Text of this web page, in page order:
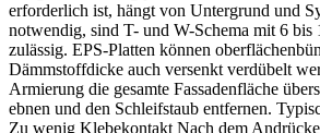
erforderlich ist, hängt von Untergrund und
notwendig, sind T- und W-Schema mit 6 bis
zulässig. EPS-Platten können
Dämmstoffdicke auch versenkt verdübelt
Armierung die gesamte Fassadenfläche
ebnen und den Schleifstaub entfernen.
Zu wenig Klebekontakt Nach dem